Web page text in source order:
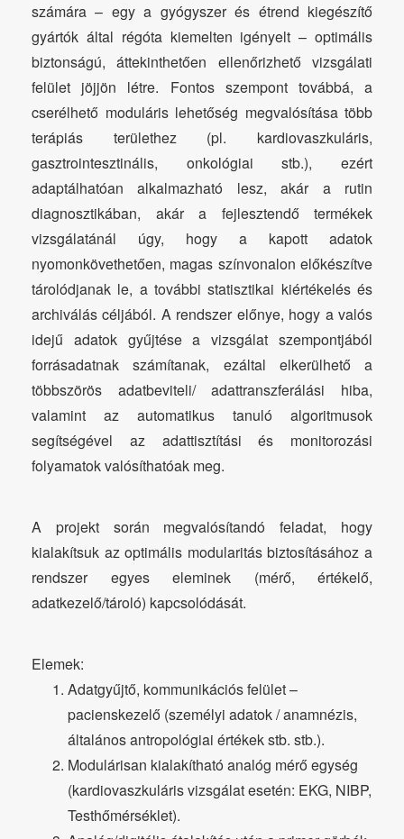
számára – egy a gyógyszer és étrend kiegészítő
gyártók által régóta kiemelten igényelt – optimális
biztonságú, áttekinthetően ellenőrizhető vizsgálati
felület jöjjön létre. Fontos szempont továbbá, a
cserélhető moduláris lehetőség megvalósítása több
terápiás területhez (pl. kardiovaszkuláris,
gasztrointesztinális, onkológiai stb.), ezért
adaptálhatóan alkalmazható lesz, akár a rutin
diagnosztikában, akár a fejlesztendő termékek
vizsgálatánál úgy, hogy a kapott adatok
nyomonkövethetően, magas színvonalon előkészítve
tárolódjanak le, a további statisztikai kiértékelés és
archiválás céljából. A rendszer előnye, hogy a valós
idejű adatok gyűjtése a vizsgálat szempontjából
forrásadatnak számítanak, ezáltal elkerülhető a
többszörös adatbeviteli/ adattranszferálási hiba,
valamint az automatikus tanuló algoritmusok
segítségével az adattisztítási és monitorozási
folyamatok valósíthatóak meg.
A projekt során megvalósítandó feladat, hogy
kialakítsuk az optimális modularitás biztosításához a
rendszer egyes eleminek (mérő, értékelő,
adatkezelő/tároló) kapcsolódását.
Elemek:
Adatgyűjtő, kommunikációs felület –
pacienskezelő (személyi adatok / anamnézis,
általános antropológiai értékek stb. stb.).
Modulárisan kialakítható analóg mérő egység
(kardiovaszkuláris vizsgálat esetén: EKG, NIBP,
Testhőmérséklet).